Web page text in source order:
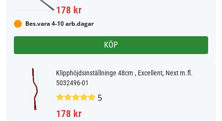
178 kr
Bes.vara 4-10 arb.dagar
KÖP
Klipphöjdsinställninge 48cm , Excellent, Next m.fl.
5032496-01
5
178 kr